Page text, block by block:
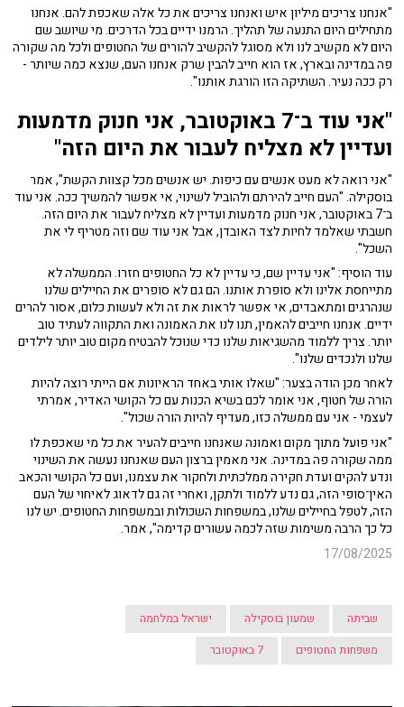
"אנחנו צריכים מיליון איש ואנחנו צריכים את כל אלה שאכפת להם. אנחנו
מתחילים היום התנעה של תהליך. הרמנו ידיים בכל הדרכים. מי שיושב שם
היום לא מקשיב לנו ולא מסוגל להקשיב להורים של החטופים ולכל מה שקורה
פה במדינה ובארץ, אז הוא חייב להבין שרק אנחנו העם, שנצא כמה שיותר -
רק ככה נעיר. השתיקה הזו הורגת אותנו".
"אני עוד ב־7 באוקטובר, אני חנוק מדמעות
ועדיין לא מצליח לעבור את היום הזה"
"אני רואה לא מעט אנשים עם כיפות. יש אנשים מכל קצוות הקשת", אמר
בוסקילה. "העם חייב להירתם ולהוביל לשינוי, אי אפשר להמשיך ככה. אני עוד
ב־7 באוקטובר, אני חנוק מדמעות ועדיין לא מצליח לעבור את היום הזה.
חשבתי שאלמד לחיות לצד האובדן, אבל אני עוד שם וזה מטריף לי את
השכל".
עוד הוסיף: "אני עדיין שם, כי עדיין לא כל החטופים חזרו. הממשלה לא
מתייחסת אלינו ולא סופרת אותנו. הם גם לא סופרים את החיילים שלנו
שנהרגים ומתאבדים, אי אפשר לראות את זה ולא לעשות כלום, אסור להרים
ידיים. אנחנו חייבים להאמין, תנו לנו את האמונה ואת התקווה לעתיד טוב
יותר. צריך ללמוד מהשגיאות שלנו כדי שנוכל להבטיח מקום טוב יותר לילדים
שלנו ולנכדים שלנו".
לאחר מכן הודה בצער: "שאלו אותי באחד הראיונות אם הייתי רוצה להיות
הורה של חטוף, אני אומר לכם בשיא הכנות עם כל הקושי האדיר, אמרתי
לעצמי - אני עם ממשלה כזו, מעדיף להיות הורה שכול".
"אני פועל מתוך מקום ואמונה שאנחנו חייבים להעיר את כל מי שאכפת לו
ממה שקורה פה במדינה. אני מאמין ברצון העם שאנחנו נעשה את השינוי
ונדע להקים ועדת חקירה ממלכתית ולחקור את עצמנו, ועם כל הקושי והכאב
האין־סופי הזה, גם נדע ללמוד ולתקן, ואחרי זה גם לדאוג לאיחוי של העם
הזה, לטפל בחיילים שלנו, במשפחות השכולות ובמשפחות החטופים. יש לנו
כל כך הרבה משימות שזה לכמה עשורים קדימה", אמר.
17/08/2025
שביתה שמעון בוסקילה
ישראל במלחמה
משפחות החטופים
7 באוקטובר